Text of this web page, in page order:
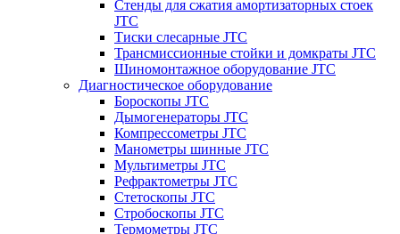
Стенды для сжатия амортизаторных стоек
JTC
Тиски слесарные JTC
Трансмиссионные стойки и домкраты JTC
Шиномонтажное оборудование JTC
Диагностическое оборудование
Бороскопы JTC
Дымогенераторы JTC
Компрессометры JTC
Манометры шинные JTC
Мультиметры JTC
Рефрактометры JTC
Стетоскопы JTC
Стробоскопы JTC
Термометры JTC